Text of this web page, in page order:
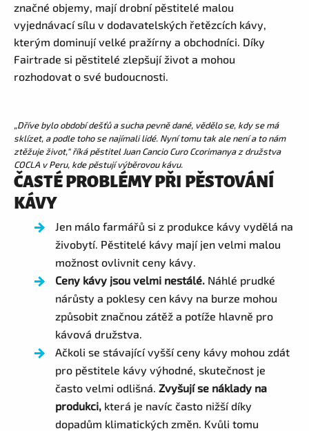
značné objemy, mají drobní pěstitelé malou
vyjednávací sílu v dodavatelských řetězcích kávy,
kterým dominují velké pražírny a obchodníci. Díky
Fairtrade si pěstitelé zlepšují život a mohou
rozhodovat o své budoucnosti.
„Dříve bylo období dešťů a sucha pevně dané, vědělo se, kdy se má
sklízet, a podle toho se najímali lidé. Nyní tomu tak ale není a to nám
ztěžuje život,“ říká pěstitel Juan Cancio Curo Ccorimanya z družstva
COCLA v Peru, kde pěstují výběrovou kávu.
ČASTÉ PROBLÉMY PŘI PĚSTOVÁNÍ
KÁVY
Jen málo farmářů si z produkce kávy vydělá na
živobytí. Pěstitelé kávy mají jen velmi malou
možnost ovlivnit ceny kávy.
Ceny kávy jsou velmi nestálé. Náhlé prudké
nárůsty a poklesy cen kávy na burze mohou
způsobit značnou zátěž a potíže hlavně pro
kávová družstva.
Ačkoli se stávající vyšší ceny kávy mohou zdát
pro pěstitele kávy výhodné, skutečnost je
často velmi odlišná. Zvyšují se náklady na
produkci, která je navíc často nižší díky
dopadům klimatických změn. Kvůli tomu